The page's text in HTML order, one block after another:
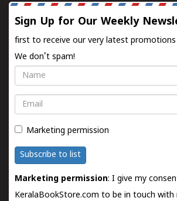
Sign Up for Our Weekly
first to receive our very latest promotions
We don't spam!
Name
Email
Marketing permission
Subscribe to list
Marketing permission: I give my
KeralaBookStore.com to be in touch with